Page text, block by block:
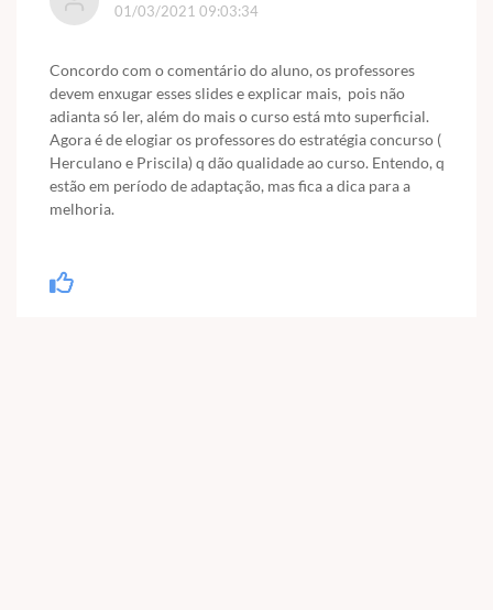
01/03/2021 09:03:34
Concordo com o comentário do aluno, os professores
devem enxugar esses slides e explicar mais, pois não
adianta só ler, além do mais o curso está mto superficial.
Agora é de elogiar os professores do estratégia concurso (
Herculano e Priscila) q dão qualidade ao curso. Entendo, q
estão em período de adaptação, mas fica a dica para a
melhoria.